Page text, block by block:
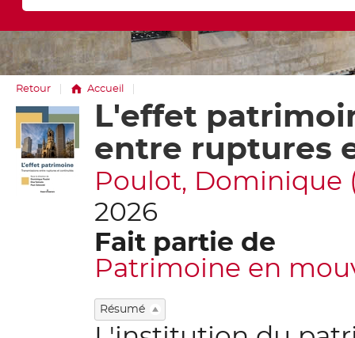
Retour Accueil
Détail
document
L'effet
entre ruptures
Poulot, Dominique
2026
Fait partie de
Patrimoine en
Résumé